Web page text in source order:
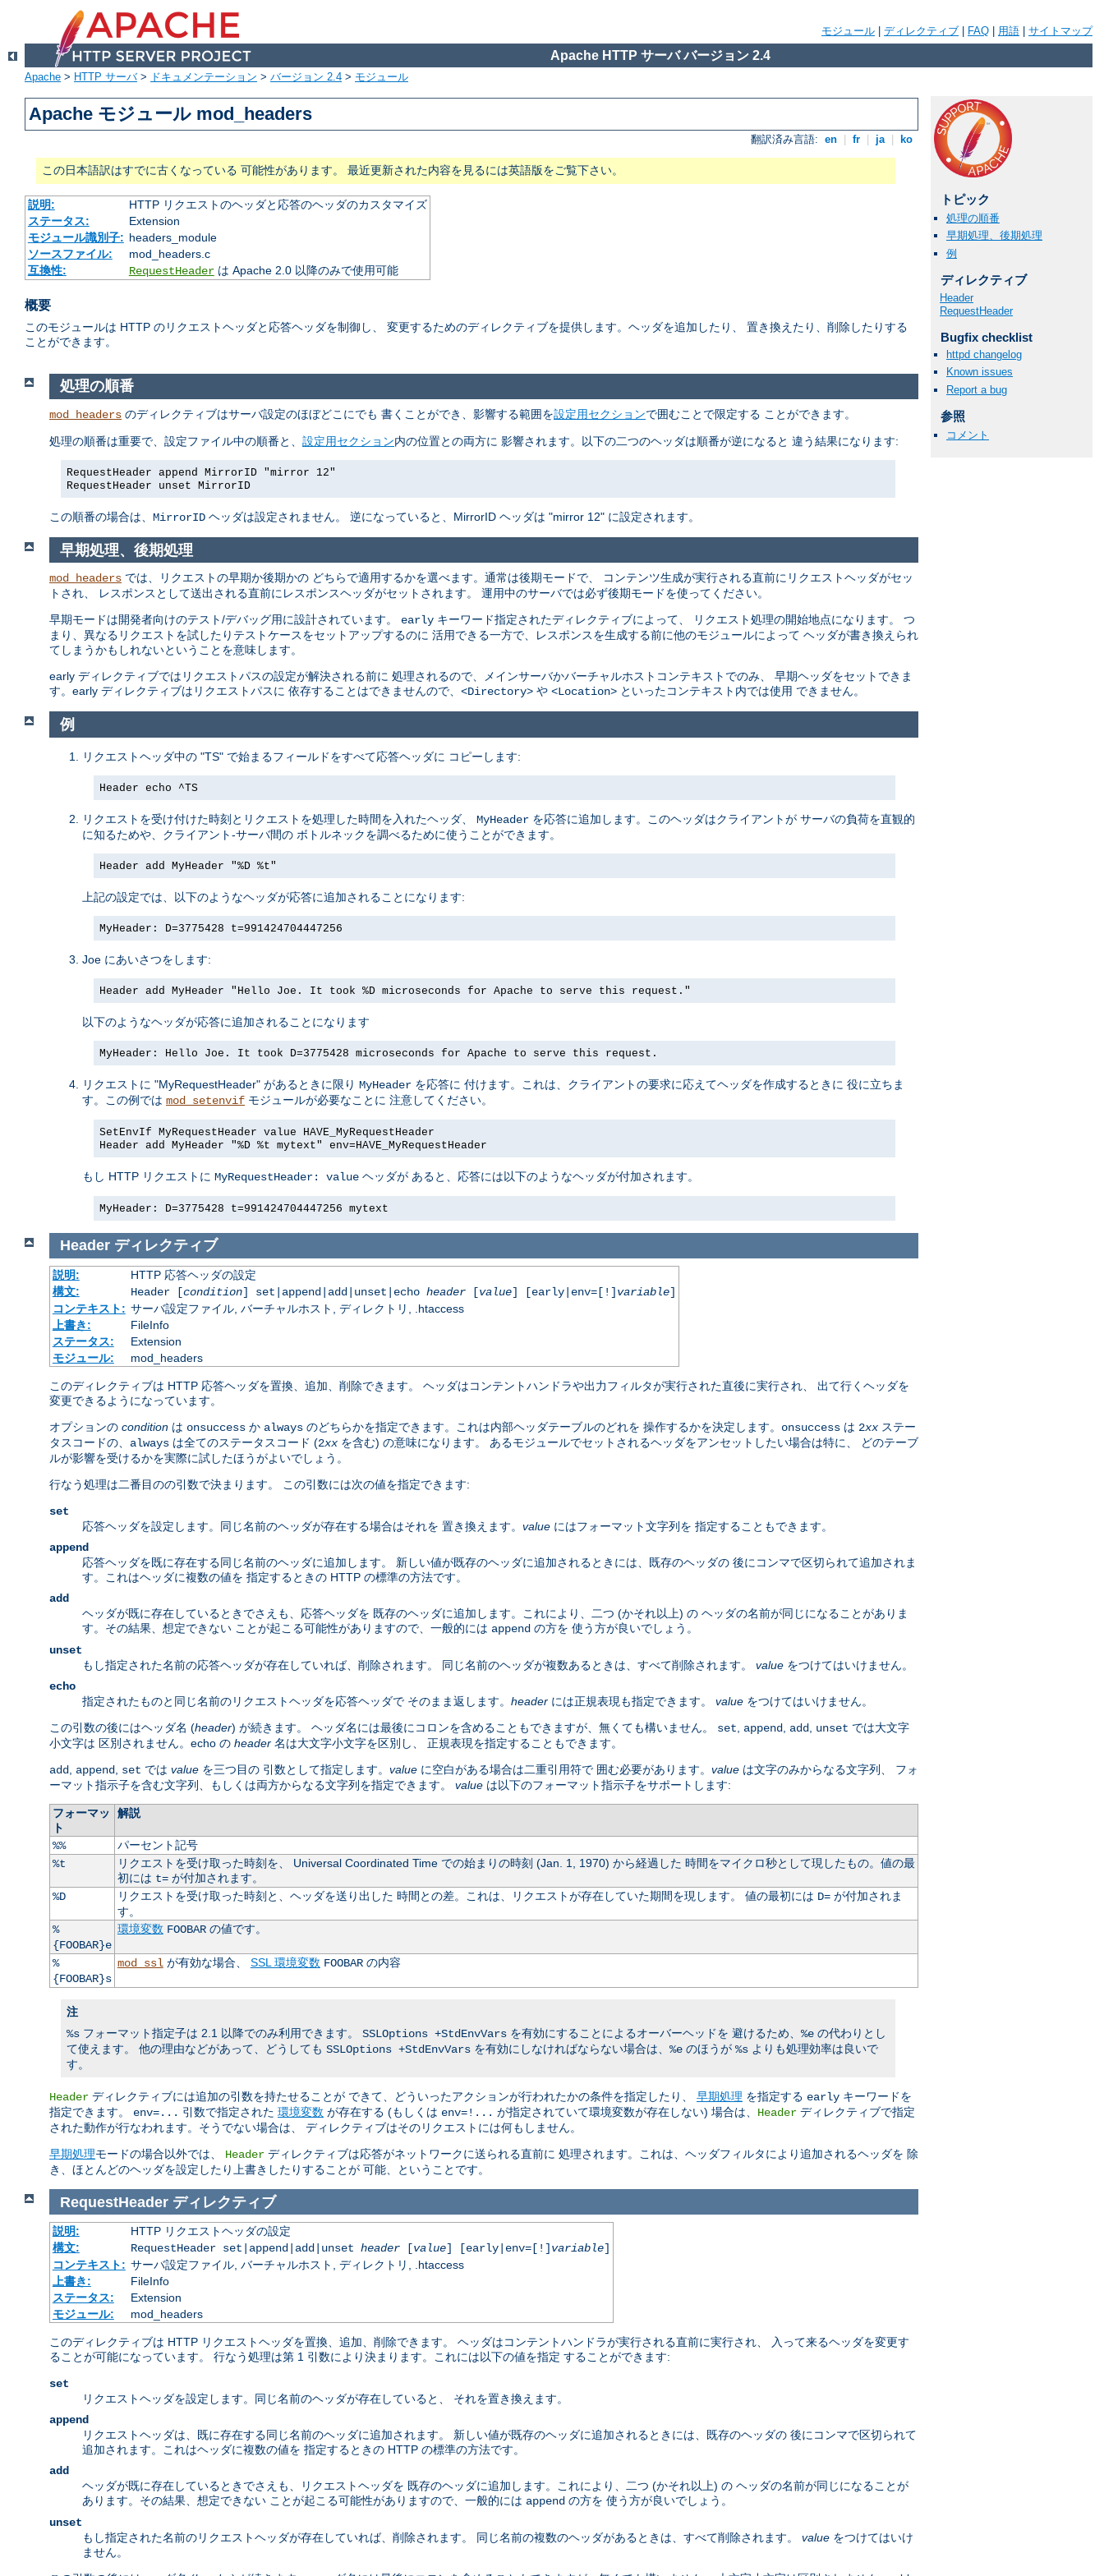
モジュール ディレクティブ FAQ 用語 サイトマップ
Apache HTTP サーバ バージョン 2.4
Apache > HTTP サーバ> ドキュメンテーション > バージョン 2.4 > モジュール
Apache モジュール mod_headers
翻訳済み言語: en fr ja ko
この日本語訳はすでに古くなっている 可能性があります。 最近更新された内容を見るには英語版をご覧下さい。
説明:
HTTP リクエストのヘッダと応答のヘッダのカスタマイズ
ステータス:
Extension
モジュール識別子: headers_module
ソースファイル:
mod_headers.c
互換性:
RequestHeaderは Apache 2.0 以降のみで使用可能
概要
このモジュールは HTTP のリクエストヘッダと応答ヘッダを制御し、 変更するためのディレクティブを提供します。ヘッダを追加したり、 置き換えたり、削除したりする
ことができます。
トピック
処理の順番
早期処理、後期処理
例
ディレクティブ
Header
RequestHeader
Bugfix checklist
httpd changelog
Known issues
Report a bug
参照
コメント
処理の順番
mod_headers のディレクティブはサーバ設定のほぼどこにでも 書くことができ、影響する範囲を設定用セクションで囲むことで限定する ことができます。
処理の順番は重要で、設定ファイル中の順番と、 設定用セクション内の位置との両方に 影響されます。以下の二つのヘッダは順番が逆になると 違う結果になります:
RequestHeader append MirrorID "mirror 12"
RequestHeader unset MirrorID
この順番の場合は、 MirrorID ヘッダは設定されません。 逆になっていると、MirrorID ヘッダは "mirror 12" に設定されます。
早期処理、後期処理
mod_headers では、リクエストの早期か後期かの どちらで適用するかを選べます。通常は後期モードで、 コンテンツ生成が実行される直前にリクエストヘッダがセッ
トされ、 レスポンスとして送出される直前にレスポンスヘッダがセットされます。 運用中のサーバでは必ず後期モードを使ってください。
早期モードは開発者向けのテスト/デバッグ用に設計されています。 early キーワード指定されたディレクティブによって、 リクエスト処理の開始地点になります。 つ
まり、異なるリクエストを試したりテストケースをセットアップするのに 活用できる一方で、レスポンスを生成する前に他のモジュールによって ヘッダが書き換えられ
てしまうかもしれないということを意味します。
early ディレクティブではリクエストパスの設定が解決される前に 処理されるので、メインサーバかバーチャルホストコンテキストでのみ、 早期ヘッダをセットできま
す。early ディレクティブはリクエストパスに 依存することはできませんので、 <Directory> や <Location> といったコンテキスト内では使用 できません。
例
リクエストヘッダ中の "TS" で始まるフィールドをすべて応答ヘッダに コピーします:
Header echo ^TS
リクエストを受け付けた時刻とリクエストを処理した時間を入れたヘッダ、 MyHeader を応答に追加します。このヘッダはクライアントが サーバの負荷を直観的
に知るためや、クライアント-サーバ間の ボトルネックを調べるために使うことができます。
Header add MyHeader "%D %t"
上記の設定では、以下のようなヘッダが応答に追加されることになります:
MyHeader: D=3775428 t=991424704447256
Joe にあいさつをします:
Header add MyHeader "Hello Joe. It took %D microseconds for Apache to serve this request."
以下のようなヘッダが応答に追加されることになります
MyHeader: Hello Joe. It took D=3775428 microseconds for Apache to serve this request.
リクエストに "MyRequestHeader" があるときに限り MyHeader を応答に 付けます。これは、クライアントの要求に応えてヘッダを作成するときに 役に立ちま
す。この例では mod_setenvif モジュールが必要なことに 注意してください。
SetEnvIf MyRequestHeader value HAVE_MyRequestHeader
Header add MyHeader "%D %t mytext" env=HAVE_MyRequestHeader
もし HTTP リクエストに MyRequestHeader: value ヘッダが あると、応答には以下のようなヘッダが付加されます。
MyHeader: D=3775428 t=991424704447256 mytext
Header ディレクティブ
説明:
HTTP 応答ヘッダの設定
構文:
Header [condition] set|append|add|unset|echo header[value] [early|env=[!] variable]
コンテキスト: サーバ設定ファイル, バーチャルホスト, ディレクトリ, .htaccess
上書き:
FileInfo
ステータス:
Extension
モジュール:
mod_headers
このディレクティブは HTTP 応答ヘッダを置換、追加、削除できます。 ヘッダはコンテントハンドラや出力フィルタが実行された直後に実行され、 出て行くヘッダを
変更できるようになっています。
オプションの condition は onsuccess か always のどちらかを指定できます。これは内部ヘッダテーブルのどれを 操作するかを決定します。 onsuccess は 2xx ステー
タスコードの、 always は全てのステータスコード (2xx を含む) の意味になります。 あるモジュールでセットされるヘッダをアンセットしたい場合は特に、 どのテーブ
ルが影響を受けるかを実際に試したほうがよいでしょう。
行なう処理は二番目のの引数で決まります。 この引数には次の値を指定できます:
set
応答ヘッダを設定します。同じ名前のヘッダが存在する場合はそれを 置き換えます。 value にはフォーマット文字列を 指定することもできます。
append
応答ヘッダを既に存在する同じ名前のヘッダに追加します。 新しい値が既存のヘッダに追加されるときには、既存のヘッダの 後にコンマで区切られて追加されま
す。これはヘッダに複数の値を 指定するときの HTTP の標準の方法です。
add
ヘッダが既に存在しているときでさえも、応答ヘッダを 既存のヘッダに追加します。これにより、二つ (かそれ以上) の ヘッダの名前が同じになることがありま
す。その結果、想定できない ことが起こる可能性がありますので、一般的には append の方を 使う方が良いでしょう。
unset
もし指定された名前の応答ヘッダが存在していれば、削除されます。 同じ名前のヘッダが複数あるときは、すべて削除されます。 value をつけてはいけません。
echo
指定されたものと同じ名前のリクエストヘッダを応答ヘッダで そのまま返します。 header には正規表現も指定できます。 value をつけてはいけません。
この引数の後にはヘッダ名 (header) が続きます。 ヘッダ名には最後にコロンを含めることもできますが、無くても構いません。 set append add unset では大文字
小文字は 区別されません。echo の header 名は大文字小文字を区別し、 正規表現を指定することもできます。
add append set では value を三つ目の 引数として指定します。 value に空白がある場合は二重引用符で 囲む必要があります。 value は文字のみからなる文字列、 フォ
ーマット指示子を含む文字列、もしくは両方からなる文字列を指定できます。 value は以下のフォーマット指示子をサポートします:
フォーマッ
ト
解説
%%
パーセント記号
%t
リクエストを受け取った時刻を、 Universal Coordinated Time での始まりの時刻 (Jan. 1, 1970) から経過した 時間をマイクロ秒として現したもの。値の最
初には t=が付加されます。
%D
リクエストを受け取った時刻と、ヘッダを送り出した 時間との差。これは、リクエストが存在していた期間を現します。 値の最初には D=が付加されま
す。
%
{FOOBAR}e
環境変数 FOOBARの値です。
%
{FOOBAR}s
mod_ssl が有効な場合、 SSL 環境変数 FOOBARの内容
注
%s フォーマット指定子は 2.1 以降でのみ利用できます。 SSLOptions +StdEnvVars を有効にすることによるオーバーヘッドを 避けるため、 %e の代わりとし
て使えます。 他の理由などがあって、どうしても SSLOptions +StdEnvVars を有効にしなければならない場合は、 %e のほうが %s よりも処理効率は良いで
す。
Header ディレクティブには追加の引数を持たせることが できて、どういったアクションが行われたかの条件を指定したり、 早期処理 を指定する early キーワードを
指定できます。 env=... 引数で指定された 環境変数 が存在する (もしくは env=!... が指定されていて環境変数が存在しない) 場合は、 Header ディレクティブで指定
された動作が行なわれます。そうでない場合は、 ディレクティブはそのリクエストには何もしません。
早期処理モードの場合以外では、 Header ディレクティブは応答がネットワークに送られる直前に 処理されます。これは、ヘッダフィルタにより追加されるヘッダを 除
き、ほとんどのヘッダを設定したり上書きしたりすることが 可能、ということです。
RequestHeader ディレクティブ
説明:
HTTP リクエストヘッダの設定
構文:
RequestHeader set|append|add|unset header[value] [early|env=[!] variable]
コンテキスト: サーバ設定ファイル, バーチャルホスト, ディレクトリ, .htaccess
上書き:
FileInfo
ステータス:
Extension
モジュール:
mod_headers
このディレクティブは HTTP リクエストヘッダを置換、追加、削除できます。 ヘッダはコンテントハンドラが実行される直前に実行され、 入って来るヘッダを変更す
ることが可能になっています。 行なう処理は第 1 引数により決まります。これには以下の値を指定 することができます:
set
リクエストヘッダを設定します。同じ名前のヘッダが存在していると、 それを置き換えます。
append
リクエストヘッダは、既に存在する同じ名前のヘッダに追加されます。 新しい値が既存のヘッダに追加されるときには、既存のヘッダの 後にコンマで区切られて
追加されます。これはヘッダに複数の値を 指定するときの HTTP の標準の方法です。
add
ヘッダが既に存在しているときでさえも、リクエストヘッダを 既存のヘッダに追加します。これにより、二つ (かそれ以上) の ヘッダの名前が同じになることが
あります。その結果、想定できない ことが起こる可能性がありますので、一般的には append の方を 使う方が良いでしょう。
unset
もし指定された名前のリクエストヘッダが存在していれば、削除されます。 同じ名前の複数のヘッダがあるときは、すべて削除されます。 value をつけてはいけ
ません。